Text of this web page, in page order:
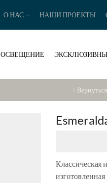
О НАС НАШИ ПРОЕКТЫ
ОСВЕЩЕНИЕ
Классическая
изготовленная